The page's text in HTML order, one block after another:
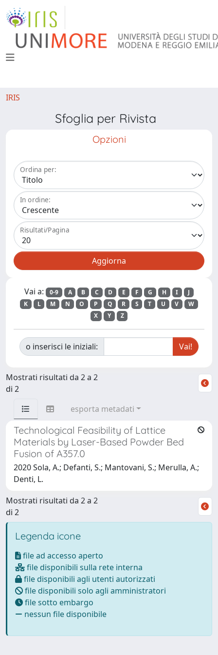
IRIS
Sfoglia per Rivista
Opzioni
Ordina per:
In ordine:
Risultati/Pagina
Vai a: 0-9 A B C D E F G H I
J
K
L M N O P Q R S T U V
W
X
Y Z
o inserisci le iniziali:
Mostrati risultati da 2 a 2
di 2
esporta metadati
Technological Feasibility of Lattice
Materials by Laser-Based Powder Bed
Fusion of A357.0
2020 Sola, A.; Defanti, S.; Mantovani, S.; Merulla, A.;
Denti, L.
Mostrati risultati da 2 a 2
di 2
Legenda icone
file ad accesso aperto
file disponibili sulla rete interna
file disponibili agli utenti autorizzati
file disponibili solo agli amministratori
file sotto embargo
nessun file disponibile